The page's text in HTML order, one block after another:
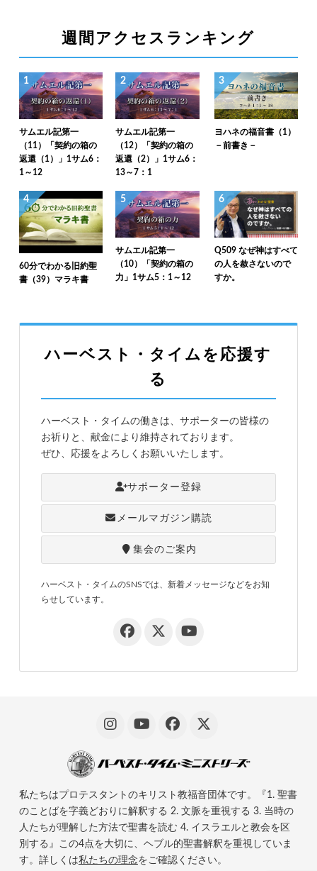
週間アクセスランキング
1
サムエル記第一
（11）「契約の箱の
返還（1）」1サム6：
1～12
2
サムエル記第一
（12）「契約の箱の
返還（2）」1サム6：
13～7：1
3
ヨハネの福音書（1）
－前書き－
4
60分でわかる旧約聖
書（39）マラキ書
5
サムエル記第一
（10）「契約の箱の
力」1サム5：1～12
6
Q509 なぜ神はすべて
の人を赦さないので
すか。
ハーベスト・タイムを応援す
る
ハーベスト・タイムの働きは、サポーターの皆様の
お祈りと、献金により維持されております。
ぜひ、応援をよろしくお願いいたします。
サポーター登録
メールマガジン購読
集会のご案内
ハーベスト・タイムのSNSでは、新着メッセージなどをお知
らせしています。
私たちはプロテスタントのキリスト教福音団体です。『1. 聖書
のことばを字義どおりに解釈する 2. 文脈を重視する 3. 当時の
人たちが理解した方法で聖書を読む 4. イスラエルと教会を区
別する』この4点を大切に、ヘブル的聖書解釈を重視していま
す。詳しくは私たちの理念をご確認ください。